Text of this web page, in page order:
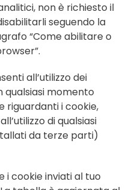
non è richiesto il
seguendo la
“Come abilitare o
all’utilizzo dei
qualsiasi momento
riguardanti i cookie,
di qualsiasi
da terze parti)
i cookie inviati al tuo